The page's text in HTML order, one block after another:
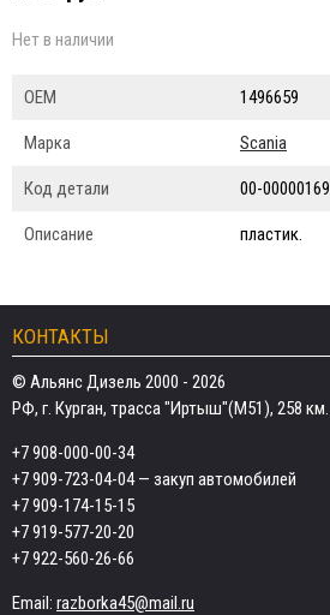
Нет в наличии
ОЕМ 1496659
Марка Scania
Код детали 00-00000169
Описание пластик.
КОНТАКТЫ
© Альянс Дизель 2000 - 2026
РФ, г. Курган, трасса "Иртыш"(М51), 258 км.
+7 908-000-00-34
+7 909-723-04-04— закуп автомобилей
+7 909-174-15-15
+7 919-577-20-20
+7 922-560-26-66
Email: razborka45@mail.ru